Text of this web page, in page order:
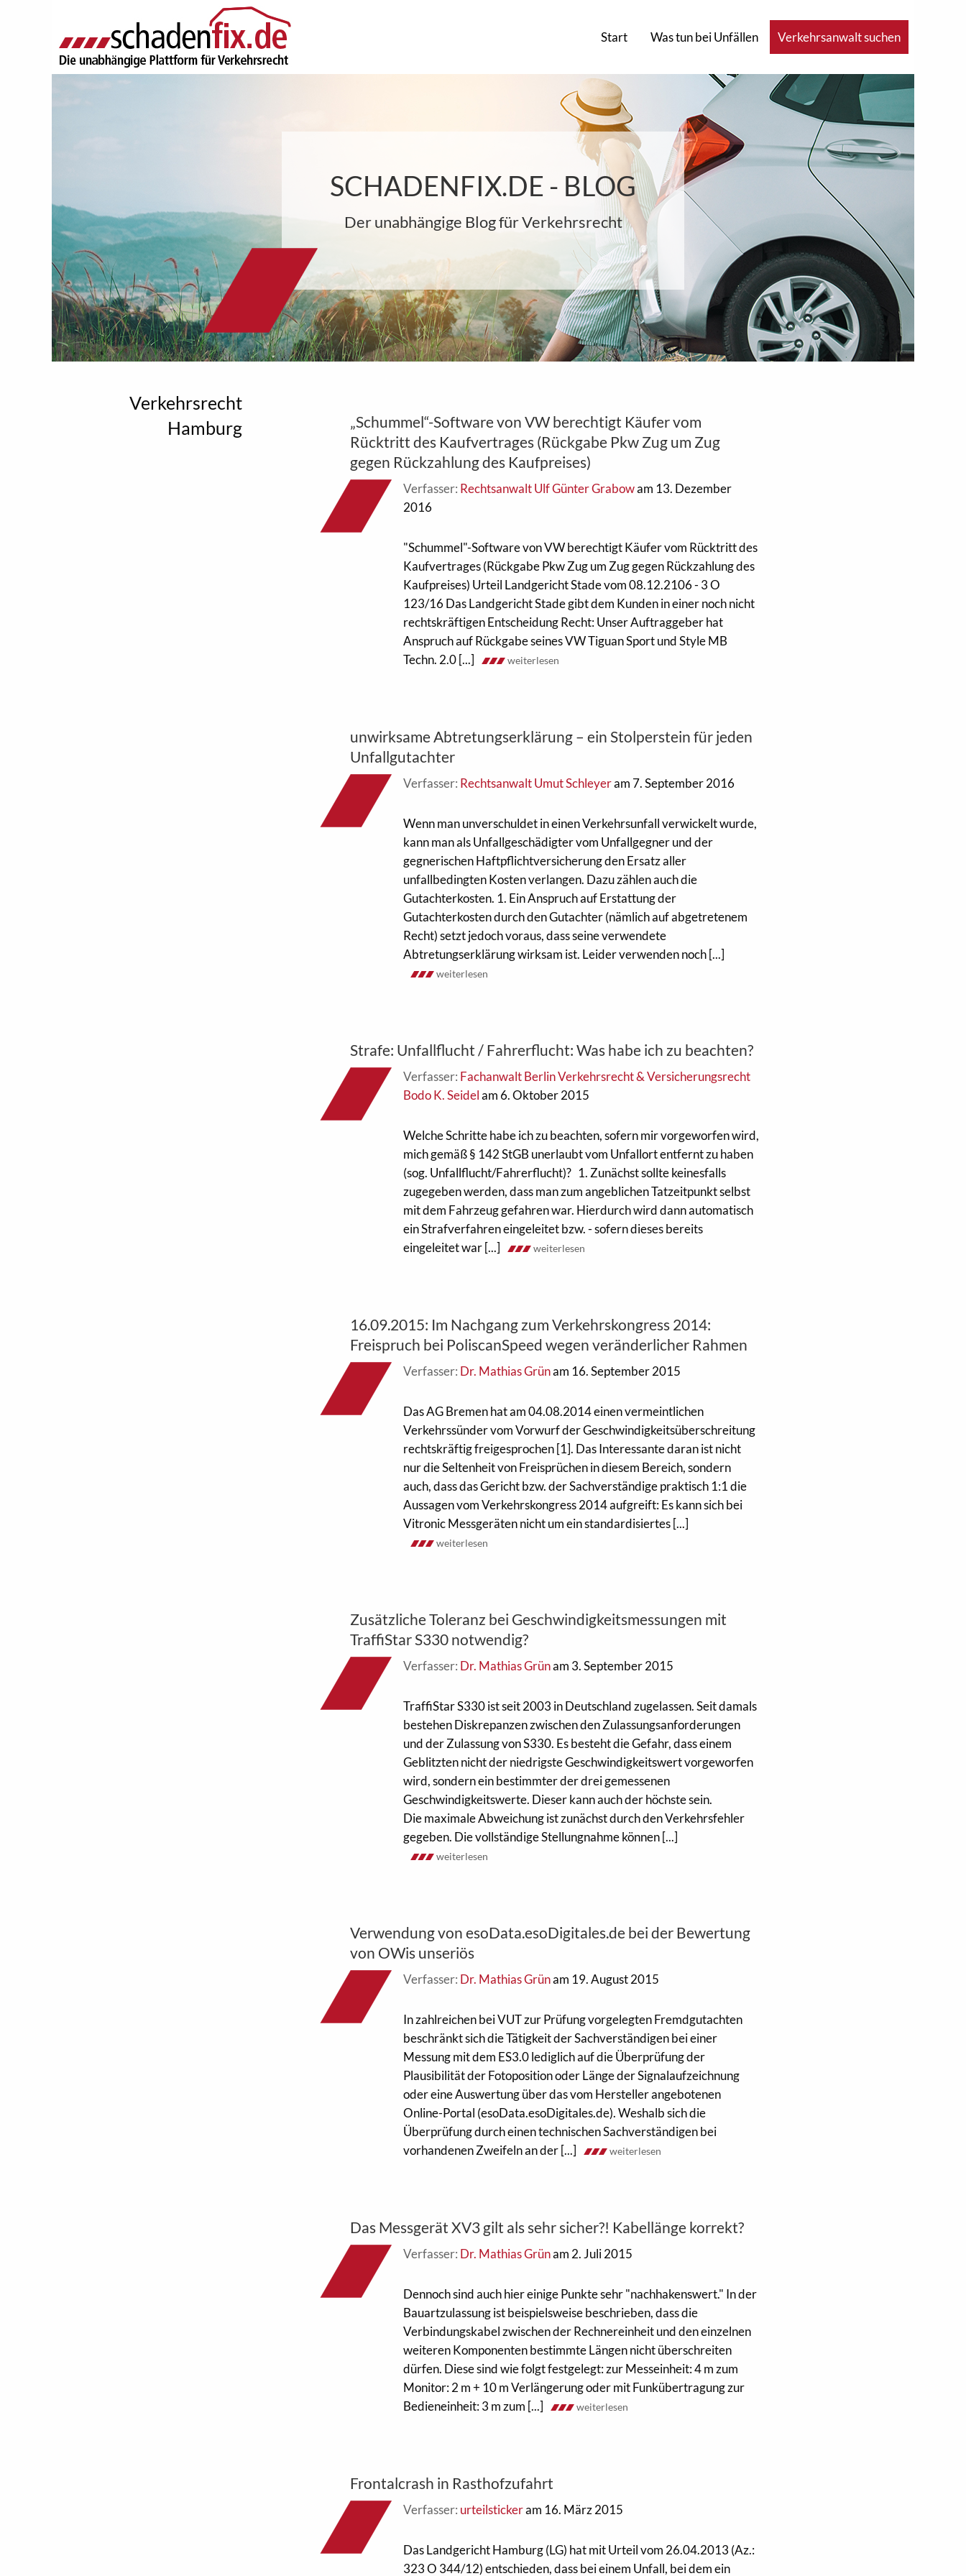
Start Was tun bei Unfällen Verkehrsanwalt suchen
SCHADENFIX.DE - BLOG
Der unabhängige Blog für Verkehrsrecht
Verkehrsrecht
Hamburg
„Schummel“-Software von VW berechtigt Käufer vom
Rücktritt des Kaufvertrages (Rückgabe Pkw Zug um Zug
gegen Rückzahlung des Kaufpreises)
Verfasser: Rechtsanwalt Ulf Günter Grabowam 13. Dezember
2016
"Schummel"-Software von VW berechtigt Käufer vom Rücktritt des
Kaufvertrages (Rückgabe Pkw Zug um Zug gegen Rückzahlung des
Kaufpreises) Urteil Landgericht Stade vom 08.12.2106 - 3 O
123/16 Das Landgericht Stade gibt dem Kunden in einer noch nicht
rechtskräftigen Entscheidung Recht: Unser Auftraggeber hat
Anspruch auf Rückgabe seines VW Tiguan Sport und Style MB
Techn. 2.0 [...]
weiterlesen
unwirksame Abtretungserklärung – ein Stolperstein für jeden
Unfallgutachter
Verfasser: Rechtsanwalt Umut Schleyeram 7. September 2016
Wenn man unverschuldet in einen Verkehrsunfall verwickelt wurde,
kann man als Unfallgeschädigter vom Unfallgegner und der
gegnerischen Haftpflichtversicherung den Ersatz aller
unfallbedingten Kosten verlangen. Dazu zählen auch die
Gutachterkosten. 1. Ein Anspruch auf Erstattung der
Gutachterkosten durch den Gutachter (nämlich auf abgetretenem
Recht) setzt jedoch voraus, dass seine verwendete
Abtretungserklärung wirksam ist. Leider verwenden noch [...]
weiterlesen
Strafe: Unfallflucht / Fahrerflucht: Was habe ich zu beachten?
Verfasser: Fachanwalt Berlin Verkehrsrecht & Versicherungsrecht
Bodo K. Seidelam 6. Oktober 2015
Welche Schritte habe ich zu beachten, sofern mir vorgeworfen wird,
mich gemäß § 142 StGB unerlaubt vom Unfallort entfernt zu haben
(sog. Unfallflucht/Fahrerflucht)? 1. Zunächst sollte keinesfalls
zugegeben werden, dass man zum angeblichen Tatzeitpunkt selbst
mit dem Fahrzeug gefahren war. Hierdurch wird dann automatisch
ein Strafverfahren eingeleitet bzw. - sofern dieses bereits
eingeleitet war [...]
weiterlesen
16.09.2015: Im Nachgang zum Verkehrskongress 2014:
Freispruch bei PoliscanSpeed wegen veränderlicher Rahmen
Verfasser: Dr. Mathias Grünam 16. September 2015
Das AG Bremen hat am 04.08.2014 einen vermeintlichen
Verkehrssünder vom Vorwurf der Geschwindigkeitsüberschreitung
rechtskräftig freigesprochen [1]. Das Interessante daran ist nicht
nur die Seltenheit von Freisprüchen in diesem Bereich, sondern
auch, dass das Gericht bzw. der Sachverständige praktisch 1:1 die
Aussagen vom Verkehrskongress 2014 aufgreift: Es kann sich bei
Vitronic Messgeräten nicht um ein standardisiertes [...]
weiterlesen
Zusätzliche Toleranz bei Geschwindigkeitsmessungen mit
TraffiStar S330 notwendig?
Verfasser: Dr. Mathias Grünam 3. September 2015
TraffiStar S330 ist seit 2003 in Deutschland zugelassen. Seit damals
bestehen Diskrepanzen zwischen den Zulassungsanforderungen
und der Zulassung von S330. Es besteht die Gefahr, dass einem
Geblitzten nicht der niedrigste Geschwindigkeitswert vorgeworfen
wird, sondern ein bestimmter der drei gemessenen
Geschwindigkeitswerte. Dieser kann auch der höchste sein.
Die maximale Abweichung ist zunächst durch den Verkehrsfehler
gegeben. Die vollständige Stellungnahme können [...]
weiterlesen
Verwendung von esoData.esoDigitales.de bei der Bewertung
von OWis unseriös
Verfasser: Dr. Mathias Grünam 19. August 2015
In zahlreichen bei VUT zur Prüfung vorgelegten Fremdgutachten
beschränkt sich die Tätigkeit der Sachverständigen bei einer
Messung mit dem ES3.0 lediglich auf die Überprüfung der
Plausibilität der Fotoposition oder Länge der Signalaufzeichnung
oder eine Auswertung über das vom Hersteller angebotenen
Online-Portal (esoData.esoDigitales.de). Weshalb sich die
Überprüfung durch einen technischen Sachverständigen bei
vorhandenen Zweifeln an der [...]
weiterlesen
Das Messgerät XV3 gilt als sehr sicher?! Kabellänge korrekt?
Verfasser: Dr. Mathias Grünam 2. Juli 2015
Dennoch sind auch hier einige Punkte sehr "nachhakenswert." In der
Bauartzulassung ist beispielsweise beschrieben, dass die
Verbindungskabel zwischen der Rechnereinheit und den einzelnen
weiteren Komponenten bestimmte Längen nicht überschreiten
dürfen. Diese sind wie folgt festgelegt: zur Messeinheit: 4 m zum
Monitor: 2 m + 10 m Verlängerung oder mit Funkübertragung zur
Bedieneinheit: 3 m zum [...]
weiterlesen
Frontalcrash in Rasthofzufahrt
Verfasser: urteilstickeram 16. März 2015
Das Landgericht Hamburg (LG) hat mit Urteil vom 26.04.2013 (Az.:
323 O 344/12) entschieden, dass bei einem Unfall, bei dem ein